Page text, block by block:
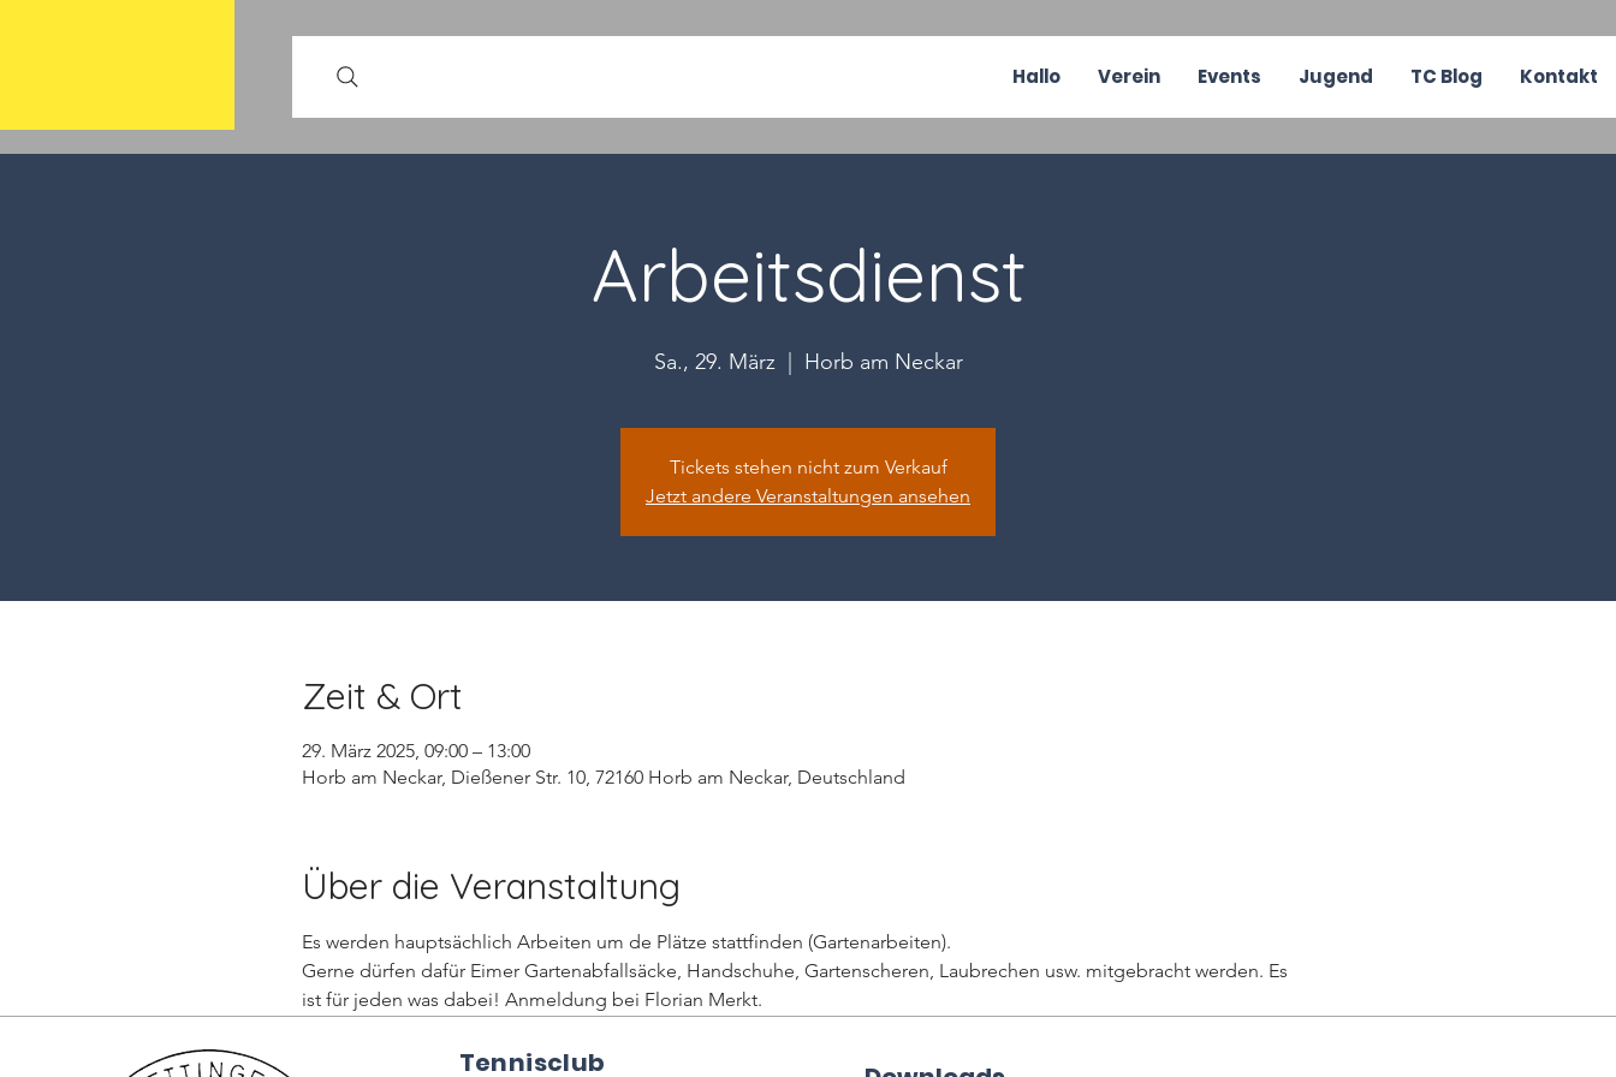
Hallo Verein Events Jugend TC Blog Kontakt
Arbeitsdienst
Sa., 29. März
  |
Horb am Neckar
Tickets stehen nicht zum Verkauf
Jetzt andere Veranstaltungen ansehen
Zeit & Ort
29. März 2025, 09:00 – 13:00
Horb am Neckar, Dießener Str. 10, 72160 Horb am Neckar, Deutschland
Über die Veranstaltung
Es werden hauptsächlich Arbeiten um de Plätze stattfinden (Gartenarbeiten).
Gerne dürfen dafür Eimer Gartenabfallsäcke, Handschuhe, Gartenscheren, Laubrechen usw. mitgebracht werden. Es
ist für jeden was dabei! Anmeldung bei Florian Merkt.
Tennisclub